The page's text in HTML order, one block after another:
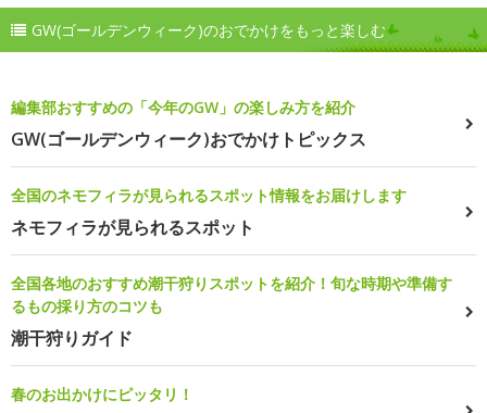
GW(ゴールデンウィーク)のおでかけをもっと楽しむ
編集部おすすめの「今年のGW」の楽しみ方を紹介
GW(ゴールデンウィーク)おでかけトピックス
全国のネモフィラが見られるスポット情報をお届けします
ネモフィラが見られるスポット
全国各地のおすすめ潮干狩りスポットを紹介！旬な時期や準備す
るもの採り方のコツも
潮干狩りガイド
春のお出かけにピッタリ！